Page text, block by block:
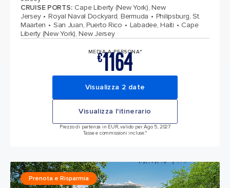
CRUISE PORTS: Cape Liberty (New York), New
Jersey
Royal Naval Dockyard, Bermuda
Philipsburg, St.
Maarten
San Juan, Puerto Rico Labadee, Haiti
Cape
Liberty (New York), New Jersey
MEDIA A PERSONA*
€1164
Visualizza 2 date
Visualizza l'itinerario
Prezzo di partenza in EUR, valido per Ago 5, 2027
Tasse e commissioni incluse.*
Prenota e Risparmia